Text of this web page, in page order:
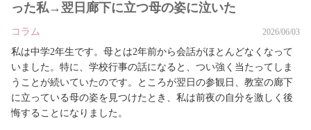
った私→翌日廊下に立つ母の姿に泣いた
コラム 2026/06/03
私は中学2年生です。母とは2年前から会話がほとんどなくなって
いました。特に、学校行事の話になると、つい強く当たってしま
うことが続いていたのです。ところが翌日の参観日、教室の廊下
に立っている母の姿を見つけたとき、私は前夜の自分を激しく後
悔することになりました。